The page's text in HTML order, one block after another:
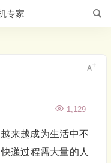
专家
1,129
来越成为生活中不
快递过程需大量的人